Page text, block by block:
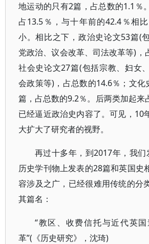
地运动的只有2篇，占总数的1.1％
占13.5％，与十年前的42.4％相
小。相比之下，政治史论文53篇(
党政治、议会改革、司法改革等)，
社会史论文27篇(包括宗教、妇女
会政策等)，占总数的14.6％；文化
篇，占总数的9.2％。后两类加起来
已经逼近政治史内容了。可见，10
大扩大了研究者的视野。
再过十多年，到2017年，我
历史学刊物上发表的28篇和英国史
容涉及之广，已经很难用传统的分
其篇名：
“教区、收费信托与近代英
革”(《历史研究》，沈琦)